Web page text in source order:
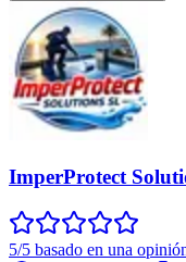
ImperProtect
5/5 basado en una